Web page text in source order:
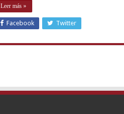
Leer más »
Facebook Twitter